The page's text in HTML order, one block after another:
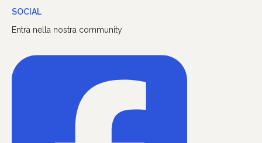
SOCIAL
Entra nella nostra community